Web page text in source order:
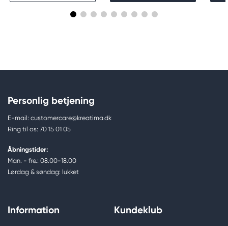
Personlig betjening
E-mail: customercare@kreatima.dk
Ring til os: 70 15 01 05
Åbningstider:
Man. - fre.: 08.00-18.00
Lørdag & søndag: lukket
Information Kundeklub